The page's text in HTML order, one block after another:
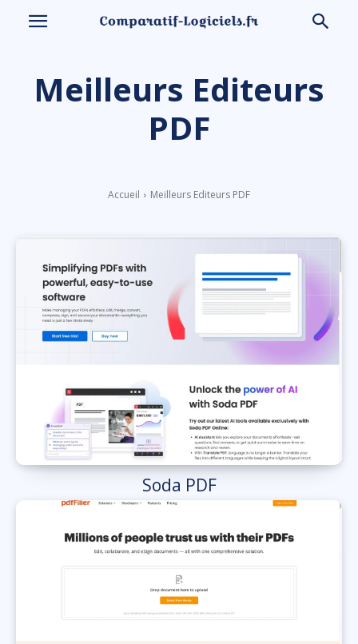
Meilleurs Editeurs
PDF
Accueil Meilleurs Editeurs PDF
Soda PDF